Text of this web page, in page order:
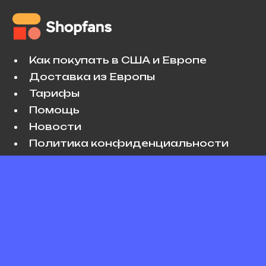
Как покупать в США и Европе
Доставка из Европы
Тарифы
Помощь
Новости
Политика конфиденциальности